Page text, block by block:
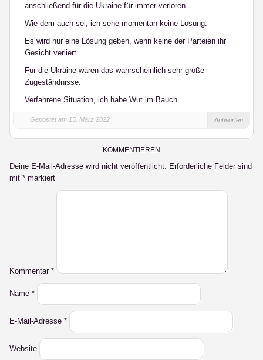
anschließend für die Ukraine für immer verloren.
Wie dem auch sei, ich sehe momentan keine Lösung.
Es wird nur eine Lösung geben, wenn keine der Parteien ihr
Gesicht verliert.
Für die Ukraine wären das wahrscheinlich sehr große
Zugeständnisse.
Verfahrene Situation, ich habe Wut im Bauch.
Gepostet am 15. März 2022 Antworten
KOMMENTIEREN
Deine E-Mail-Adresse wird nicht veröffentlicht. Erforderliche Felder sind
mit * markiert
Kommentar *
Name *
E-Mail-Adresse *
Website